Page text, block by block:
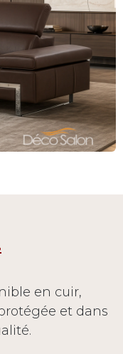
en cuir,
et dans